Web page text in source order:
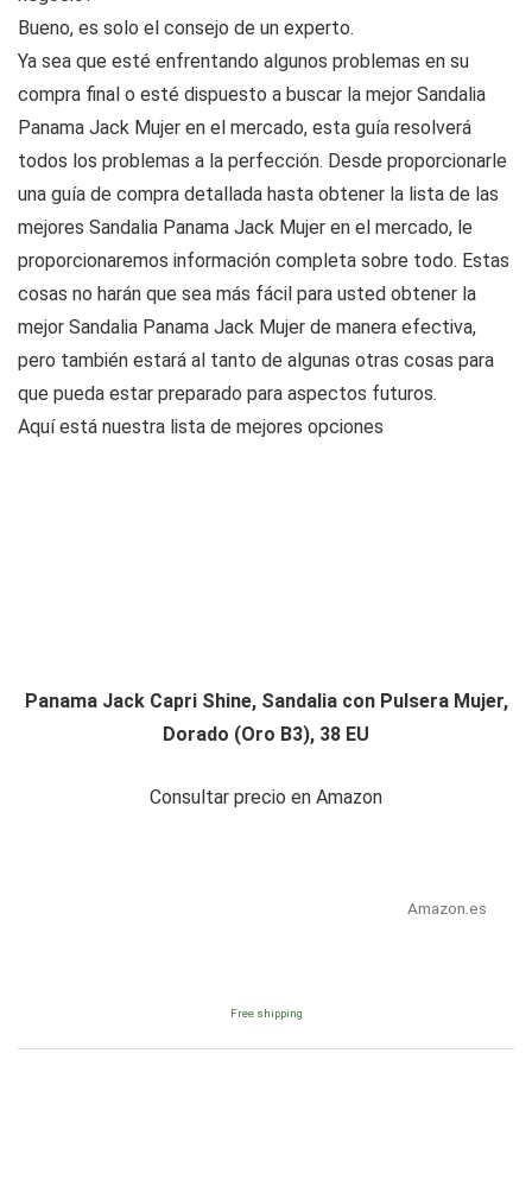
Bueno, es solo el consejo de un experto.
Ya sea que esté enfrentando algunos problemas en su
compra final o esté dispuesto a buscar la mejor Sandalia
Panama Jack Mujer en el mercado, esta guía resolverá
todos los problemas a la perfección. Desde proporcionarle
una guía de compra detallada hasta obtener la lista de las
mejores Sandalia Panama Jack Mujer en el mercado, le
proporcionaremos información completa sobre todo. Estas
cosas no harán que sea más fácil para usted obtener la
mejor Sandalia Panama Jack Mujer de manera efectiva,
pero también estará al tanto de algunas otras cosas para
que pueda estar preparado para aspectos futuros.
Aquí está nuestra lista de mejores opciones
Panama Jack Capri Shine, Sandalia con Pulsera Mujer,
Dorado (Oro B3), 38 EU
Consultar precio en Amazon
Amazon.es
Free shipping